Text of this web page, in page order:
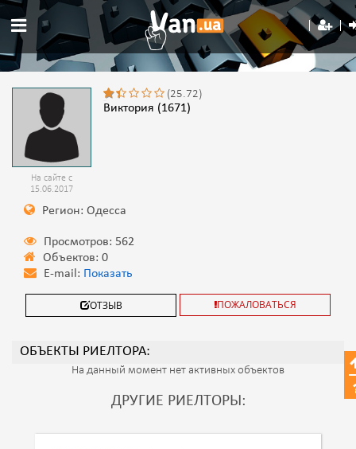
На сайте с
15.06.2017
(25.72)
Виктория (1671)
Регион: Одесса
Просмотров: 562
Объектов: 0
E-mail: Показать
ОТЗЫВ ПОЖАЛОВАТЬСЯ
ОБЪЕКТЫ РИЕЛТОРА:
На данный момент нет активных объектов
ДРУГИЕ РИЕЛТОРЫ: